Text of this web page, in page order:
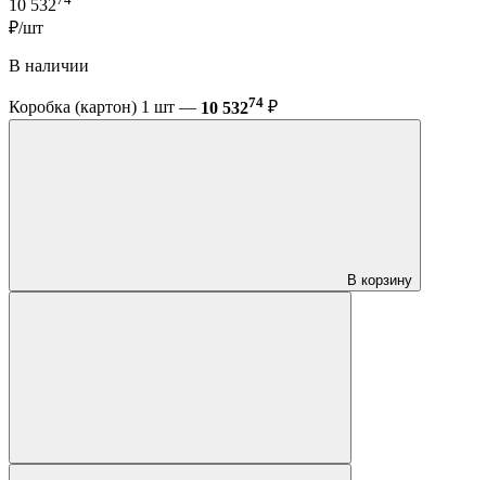
10 532
₽/шт
В наличии
Коробка (картон) 1 шт — 10 53274 ₽
В корзину